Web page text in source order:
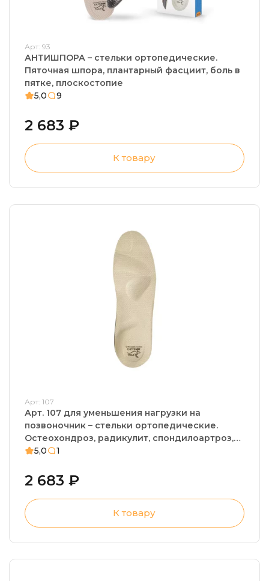
Арт: 93
АНТИШПОРА – стельки ортопедические.
Пяточная шпора, плантарный фасциит, боль в
пятке, плоскостопие
5,0
9
2 683 ₽
К товару
Арт: 107
Арт. 107 для уменьшения нагрузки на
позвоночник – стельки ортопедические.
Остеохондроз, радикулит, спондилоартроз,
плоскостопие
5,0 1
2 683 ₽
К товару